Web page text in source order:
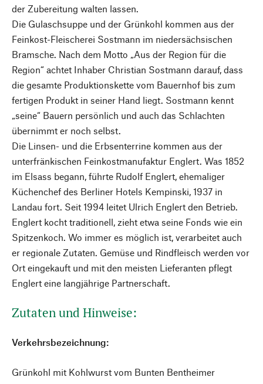
der Zubereitung walten lassen.
Die Gulaschsuppe und der Grünkohl kommen aus der
Feinkost-Fleischerei Sostmann im niedersächsischen
Bramsche. Nach dem Motto „Aus der Region für die
Region“ achtet Inhaber Christian Sostmann darauf, dass
die gesamte Produktionskette vom Bauernhof bis zum
fertigen Produkt in seiner Hand liegt. Sostmann kennt
„seine“ Bauern persönlich und auch das Schlachten
übernimmt er noch selbst.
Die Linsen- und die Erbsenterrine kommen aus der
unterfränkischen Feinkostmanufaktur Englert. Was 1852
im Elsass begann, führte Rudolf Englert, ehemaliger
Küchenchef des ­Berliner Hotels Kempinski, 1937 in
Landau fort. Seit 1994 leitet Ulrich Englert den Betrieb.
Englert kocht traditionell, zieht etwa seine Fonds wie ein
Spitzenkoch. Wo immer es möglich ist, verarbeitet auch
er regionale Zutaten. Gemüse und Rindfleisch werden vor
Ort eingekauft und mit den meisten Lieferanten pflegt
Englert eine langjährige Partnerschaft.
Zutaten und Hinweise:
Verkehrsbezeichnung:
Grünkohl mit Kohlwurst vom Bunten Bentheimer